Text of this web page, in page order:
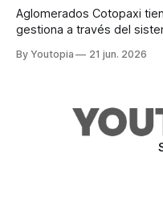
Aglomerados Cotopaxi
gestiona a través del
By Youtopia 21 jun. 2026